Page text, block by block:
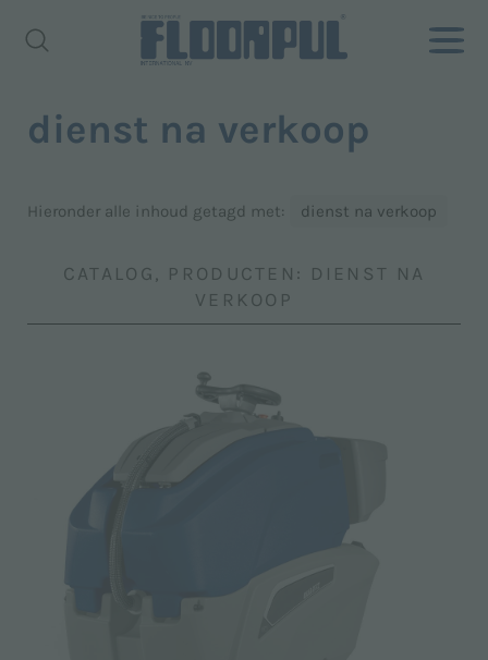
dienst na verkoop
Hieronder alle inhoud getagd met: dienst na verkoop
CATALOG, PRODUCTEN: DIENST NA
VERKOOP